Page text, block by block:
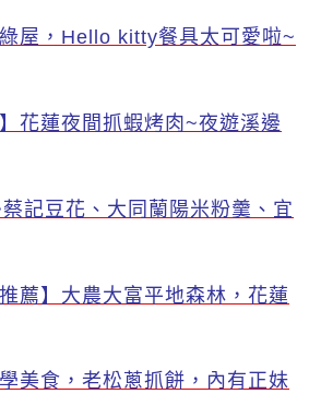
綠屋，Hello kitty餐具太可愛啦~
花蓮夜間抓蝦烤肉~夜遊溪邊
記豆花、大同蘭陽米粉羹、宜
薦】大農大富平地森林，花蓮
美食，老松蔥抓餅，內有正妹